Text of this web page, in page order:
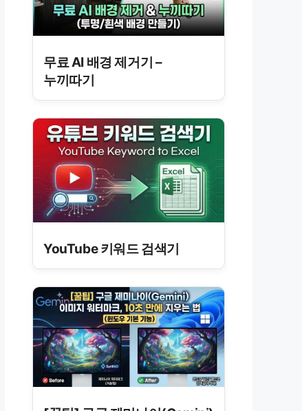
무료 AI 배경 제거기 –
누끼따기
YouTube 키워드 검색기